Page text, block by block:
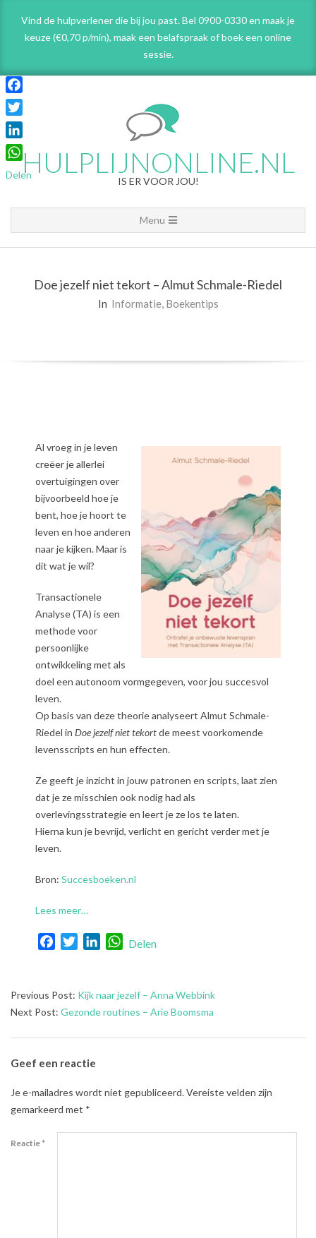
content
Vind de hulpverlener die bij jou past. Bel 0900-0330 en maak je
keuze (€0,70 p/min), maak een belafspraakof boek een online
sessie.
HULPLIJNONLINE.NL
IS ER VOOR JOU!
Navigation
Menu
Menu
Doe jezelf niet tekort – Almut Schmale-Riedel
In Informatie, Boekentips
Al vroeg in je leven
creëer je allerlei
overtuigingen over
bijvoorbeeld hoe je
bent, hoe je hoort te
leven en hoe anderen
naar je kijken. Maar is
dit wat je wil?
Transactionele
Analyse (TA) is een
methode voor
persoonlijke
ontwikkeling met als
doel een autonoom vormgegeven, voor jou succesvol
leven.
Op basis van deze theorie analyseert Almut Schmale-
Riedel in Doe jezelf niet tekortde meest voorkomende
levensscripts en hun effecten.
Ze geeft je inzicht in jouw patronen en scripts, laat zien
dat je ze misschien ook nodig had als
overlevingsstrategie en leert je ze los te laten.
Hierna kun je bevrijd, verlicht en gericht verder met je
leven.
Bron: Succesboeken.nl
Lees meer…
FacebookTwitterLinkedInWhatsApp
Delen
2023-
12-
Previous Post: Kijk naar jezelf – Anna Webbink
Next Post: Gezonde routines – Arie Boomsma
Geef een reactie
Je e-mailadres wordt niet gepubliceerd.Vereiste velden zijn
gemarkeerd met *
Reactie*
Facebook
Twitter
LinkedIn
WhatsApp
Delen